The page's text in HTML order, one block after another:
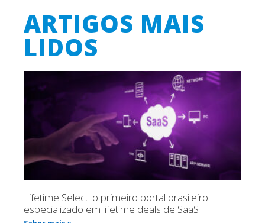
ARTIGOS MAIS
LIDOS
Lifetime Select: o primeiro portal brasileiro
especializado em lifetime deals de SaaS